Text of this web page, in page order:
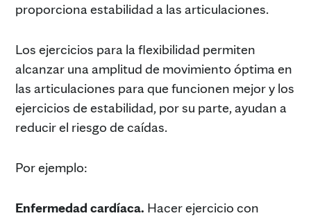
proporciona estabilidad a las articulaciones.
Los ejercicios para la flexibilidad permiten
alcanzar una amplitud de movimiento óptima en
las articulaciones para que funcionen mejor y los
ejercicios de estabilidad, por su parte, ayudan a
reducir el riesgo de caídas.
Por ejemplo:
Enfermedad cardíaca. Hacer ejercicio con